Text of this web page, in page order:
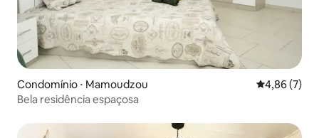
Condomínio ⋅ Mamoudzou 4,86 de uma
4,86 (7)
Bela residência espaçosa